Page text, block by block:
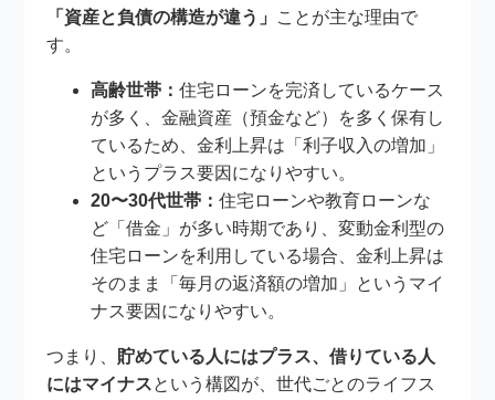
「資産と負債の構造が違う」 ことが主な理由で
す。
高齢世帯：住宅ローンを完済しているケース
が多く、金融資産（預金など）を多く保有し
ているため、金利上昇は「利子収入の増加」
というプラス要因になりやすい。
20〜30代世帯：住宅ローンや教育ローンな
ど「借金」が多い時期であり、変動金利型の
住宅ローンを利用している場合、金利上昇は
そのまま「毎月の返済額の増加」というマイ
ナス要因になりやすい。
つまり、 貯めている人にはプラス、借りている人
にはマイナスという構図が、世代ごとのライフス